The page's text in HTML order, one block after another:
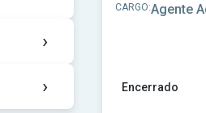
›
› Encerrado
CARGO:Agente